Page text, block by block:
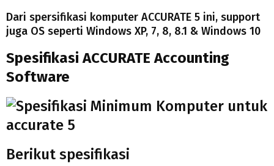
Dari spersifikasi komputer ACCURATE 5 ini, support
juga OS seperti Windows XP, 7, 8, 8.1 & Windows 10
Spesifikasi ACCURATE Accounting
Software
Berikut spesifikasi